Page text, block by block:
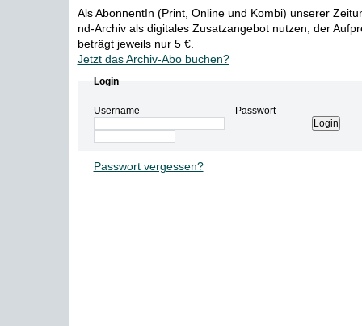
Als AbonnentIn (Print, Online und Kombi) unserer
nd-Archiv als digitales Zusatzangebot nutzen, der
beträgt jeweils nur 5 €.
Jetzt das Archiv-Abo buchen?
Login
Username Passwort
Passwort vergessen?